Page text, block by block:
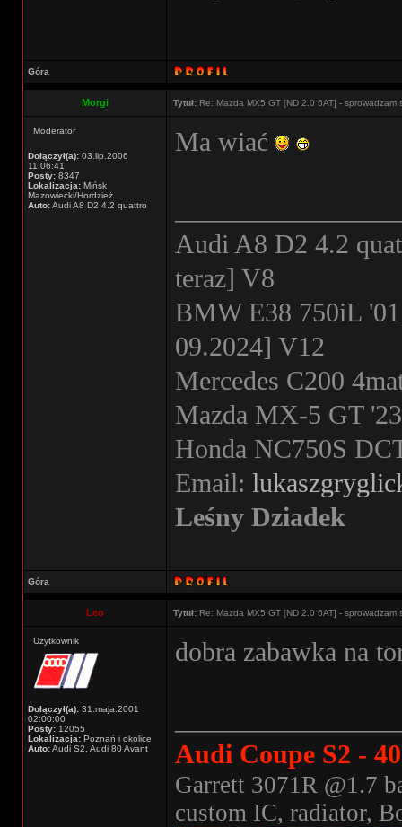
Góra
Morgi Tytuł: Re: Mazda MX5 GT [ND 2.0 6AT] - sprowadzam
Moderator
Dołączył(a): 03.lip.2006
11:06:41
Posty: 8347
Lokalizacja: Mińsk
Mazowiecki/Hordzież
Auto:Audi A8 D2 4.2 quattro
Ma wiać
Audi A8 D2 4.2
teraz] V8
BMW E38 750iL
09.2024] V12
Mercedes C200
Mazda MX-5 GT
Honda NC750S
Email:
Leśny Dziadek
Góra
Leo Tytuł: Re: Mazda MX5 GT [ND 2.0 6AT] - sprowadzam
Użytkownik
Dołączył(a): 31.maja.2001
02:00:00
Posty: 12055
Lokalizacja: Poznań i okolice
Auto:Audi S2, Audi 80 Avant
dobra zabawka na
Audi Coupe S2 -
Garrett 3071R @1.7
custom IC, radiator,